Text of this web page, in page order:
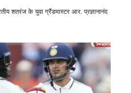
शतरंज के युवा ग्रैंडमास्टर आर. प्रज्ञानानंद